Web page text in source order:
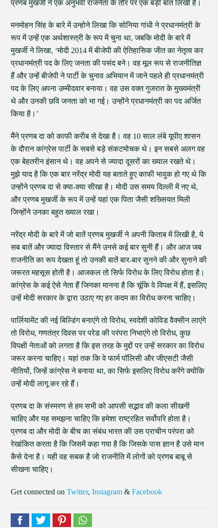
प्रणब मुखर्जी ने एक अनुभवी राजनेता के तौर पर एक बड़ी बात लिखी है।
मनमोहन सिंह के बारे में उन्होने लिखा कि सोनिया गांधी ने प्रधानमंत्री के
रूप में उन्हें एक अर्थशास्त्री के रूप में चुना था, जबकि मोदी के बारे में
मुखर्जी ने लिखा, ‘मोदी 2014 में बीजेपी की ऐतिहासिक जीत का नेतृत्व कर
प्रधानमंत्री पद के लिए जनता की पसंद बने। वह मूल रूप से राजनीतिज्ञ
हैं और उन्हें बीजेपी ने पार्टी के चुनाव अभियान में जाने पहले ही प्रधानमंत्री
पद के लिए अपना उम्मीदवार बनाया। वह उस वक्त गुजरात के मुख्यमंत्री
थे और उनकी छवि जनता को भा गई। उन्होंने प्रधानमंत्री का पद अर्जित
किया है।’
मैंने प्रणब दा को काफी करीब से देखा है। वह 10 साल लंबे यूपीए शासन
के दौरान कांग्रेस पार्टी के सबसे बड़े संकटमोचक थे। इन सबसे अलग वह
एक बेहतरीन इंसान थे। वह अपने से ज्यादा दूसरों का ख्याल रखते थे।
मुझे याद है कि एक बार नरेंद्र मोदी यह बताते हुए काफी भावुक हो गए थे कि
उन्होंने प्रणब दा से क्या-क्या सीखा है। मोदी उस समय दिल्ली में नए थे,
और प्रणब मुखर्जी के रूप में उन्हें यहां एक पिता जैसी शख्सियत मिली
जिन्होंने उनका बहुत ख्याल रखा।
नरेंद्र मोदी के बारे में जो बातें प्रणब मुखर्जी ने अपनी किताब में लिखी है, ये
सब बातें और ज्यादा विस्तार से मैंने उनसे कई बार सुनी हैं। और आज जब
राजनीति का रूप देखता हूं तो उनकी बातें बार-बार सुनने की और सुनाने की
जरूरत महसूस होती है। आजकल तो सिर्फ विरोध के लिए विरोध होता है।
कांग्रेस के कई ऐसे नेता हैं जिनका मानना है कि चूंकि वे विपक्ष में हैं, इसलिए
उन्हें मोदी सरकार के द्वारा उठाए गए हर कदम का विरोध करना चाहिए।
पार्लियामेंट की नई बिल्डिंग बनाएंगे तो विरोध, स्वदेशी कोविड वैक्सीन लाएंगे
तो विरोध, गणतंत्र दिवस पर परेड की परंपरा निभाएंगे तो विरोध, कुछ
विपक्षी नेताओं को लगता है कि इस तरह के मुद्दों पर उन्हें सरकार का विरोध
जरूर करना चाहिए। यहां तक कि वे फार्म पॉलिसी और जीएसटी जैसी
नीतियों, जिन्हें कांग्रेस ने बनाया था, का सिर्फ इसलिए विरोध करेंगे क्योंकि
उन्हें मोदी लागू कर रहे हैं।
प्रणब दा के संस्मरण से हम सभी को आपसी सद्भाव की कला सीखनी
चाहिए और यह समझना चाहिए कि हमेशा राष्ट्रहित सर्वोपरि होता है।
प्रणब दा और मोदी के बीच का संबंध भारत की उस प्राचीन परंपरा को
रेखांकित करता है कि जिसमें कहा गया है कि जिसके पास ज्ञान है उसे मान
कैसे देना है। यही वह सबक है जो राजनीति में लोगों को प्रणब बाबू से
सीखना चाहिए।
Get connected onTwitter,Instagram &Facebook